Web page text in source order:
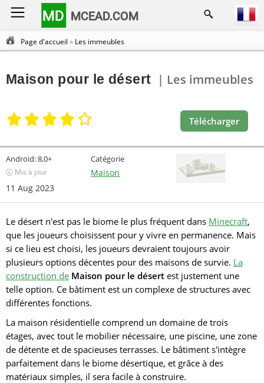
MD MCEAD.COM
Page d'accueil » Les immeubles
Maison pour le désert | Les immeubles
Télécharger
Android:8,0+
🕣 Mis à jour
11 Aug 2023
Catégorie
Maison
Le désert n'est pas le biome le plus fréquent dans Minecraft,
que les joueurs choisissent pour y vivre en permanence. Mais
si ce lieu est choisi, les joueurs devraient toujours avoir
plusieurs options décentes pour des maisons de survie. La
construction de Maison pour le désert est justement une
telle option. Ce bâtiment est un complexe de structures avec
différentes fonctions.
La maison résidentielle comprend un domaine de trois
étages, avec tout le mobilier nécessaire, une piscine, une zone
de détente et de spacieuses terrasses. Le bâtiment s'intègre
parfaitement dans le biome désertique, et grâce à des
matériaux simples, il sera facile à construire.